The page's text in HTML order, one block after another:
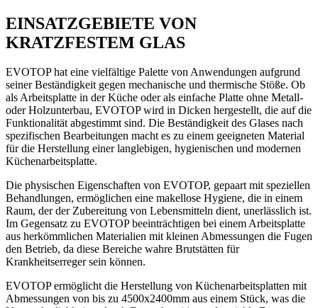
EINSATZGEBIETE VON
KRATZFESTEM GLAS
EVOTOP hat eine vielfältige Palette von Anwendungen aufgrund
seiner Beständigkeit gegen mechanische und thermische Stöße. Ob
als Arbeitsplatte in der Küche oder als einfache Platte ohne Metall-
oder Holzunterbau, EVOTOP wird in Dicken hergestellt, die auf die
Funktionalität abgestimmt sind. Die Beständigkeit des Glases nach
spezifischen Bearbeitungen macht es zu einem geeigneten Material
für die Herstellung einer langlebigen, hygienischen und modernen
Küchenarbeitsplatte.
Die physischen Eigenschaften von EVOTOP, gepaart mit speziellen
Behandlungen, ermöglichen eine makellose Hygiene, die in einem
Raum, der der Zubereitung von Lebensmitteln dient, unerlässlich ist.
Im Gegensatz zu EVOTOP beeinträchtigen bei einem Arbeitsplatte
aus herkömmlichen Materialien mit kleinen Abmessungen die Fugen
den Betrieb, da diese Bereiche wahre Brutstätten für
Krankheitserreger sein können.
EVOTOP ermöglicht die Herstellung von Küchenarbeitsplatten mit
Abmessungen von bis zu 4500x2400mm aus einem Stück, was die